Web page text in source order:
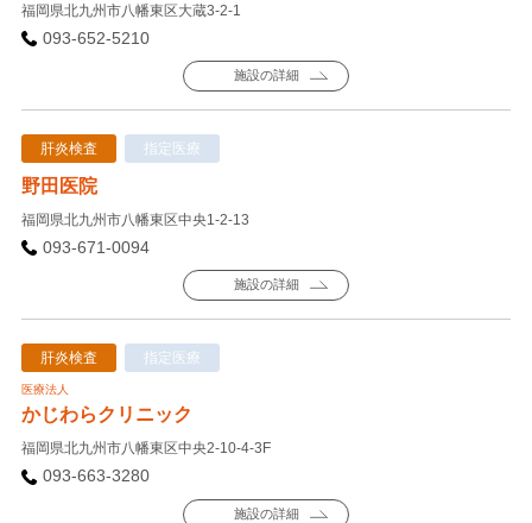
福岡県北九州市八幡東区大蔵3-2-1
093-652-5210
施設の詳細
肝炎検査 指定医療
野田医院
福岡県北九州市八幡東区中央1-2-13
093-671-0094
施設の詳細
肝炎検査 指定医療
医療法人
かじわらクリニック
福岡県北九州市八幡東区中央2-10-4-3F
093-663-3280
施設の詳細